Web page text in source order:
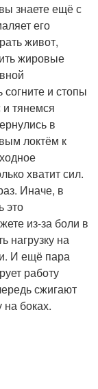
знаете ещё с
его
живот,
жировые
согните и стопы
и тянемся
в
локтём к
хватит сил.
Иначе, в
это
из-за боли в
нагрузку на
И ещё пара
работу
сжигают
боках.